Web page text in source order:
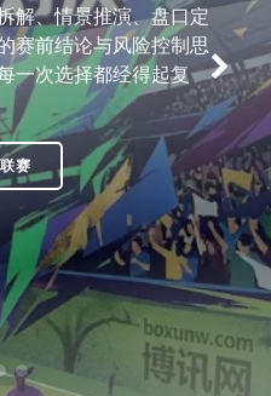
解、情景推演、盘口定
赛前结论与风险控制思
一次选择都经得起复
赛